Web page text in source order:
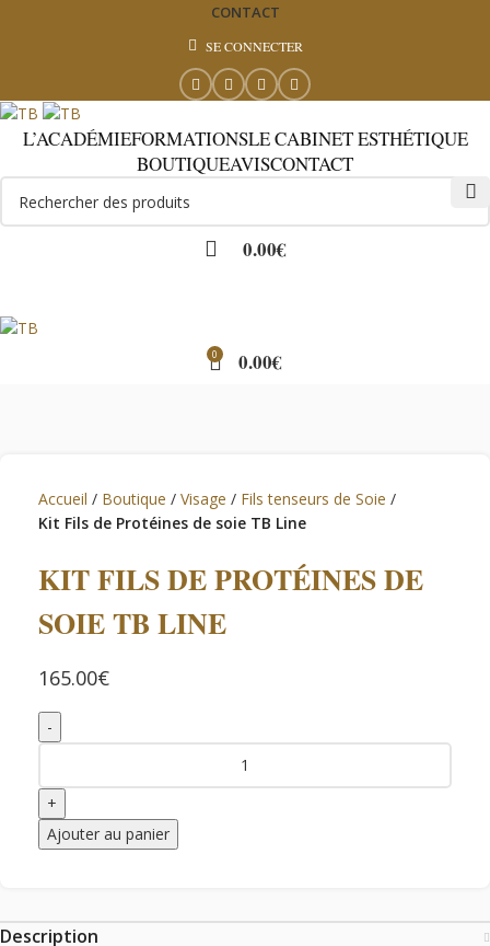
CONTACT
SE CONNECTER
L’ACADÉMIEFORMATIONSLE CABINET ESTHÉTIQUE
BOUTIQUEAVISCONTACT
0.00€
0 0.00€
Accueil Boutique Visage
Fils tenseurs de Soie
Kit Fils de Protéines de soie TB Line
KIT FILS DE PROTÉINES DE
SOIE TB LINE
165.00€
Ajouter au panier
Description